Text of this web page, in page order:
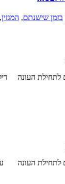
בזמן שישנתם, המגזין,